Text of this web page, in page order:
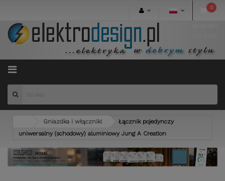
0
Menu
Gniazdka i włączniki
Łącznik pojedynczy
uniwersalny (schodowy) aluminiowy Jung A Creation